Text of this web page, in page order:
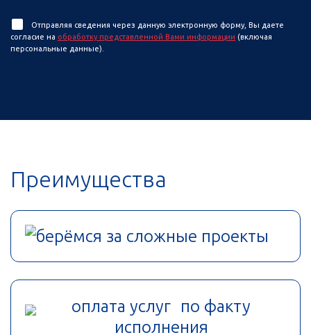
Отправляя сведения через данную электронную форму, Вы даете
согласие на обработку представленной Вами информации (включая
персональные данные).
Преимущества
берёмся за сложные проекты
оплата услуг по факту
исполнения